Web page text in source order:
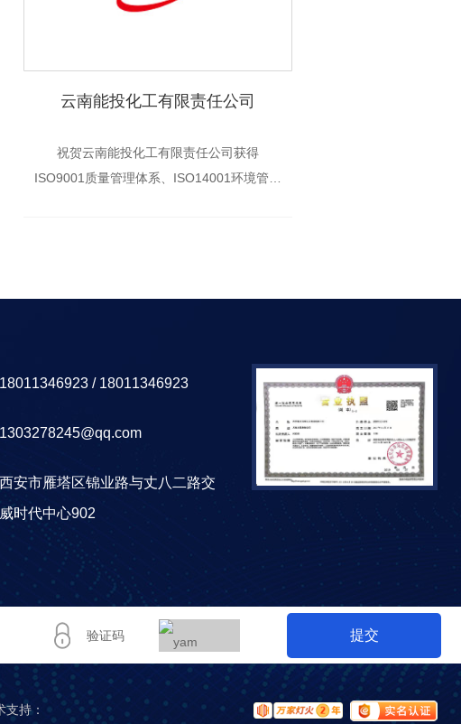
云南能投化工有限责任公司
祝贺云南能投化工有限责任公司获得
ISO9001质量管理体系、ISO14001环境管理
/ 18011346923
安市雁塔区锦业路与丈八二路交
时代中心902
提交
支持：